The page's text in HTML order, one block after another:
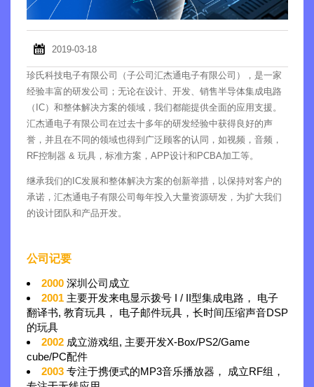
2019-03-18
珍氏科技电子有限公司（子公司汇杰通电子有限公司），是一家
经验丰富的研发公司；无论在设计、开发、销售半导体集成电路
（IC）和整体解决方案的领域，我们都能提供全面的应用支援。
汇杰通电子有限公司在过去十多年的研发经验中获得良好的声
誉，并且在不同的领域也得到广泛顾客的认同，如视频，音频，
RF控制器 & 玩具，标准方案，APP设计和PCBA加工等。
继承我们的IC发展和整体解决方案的创新举措，以保持对客户的
承诺，汇杰通电子有限公司每年投入大量资源研发，为扩大我们
的设计团队和产品开发。
公司记要
2000 深圳公司成立
2001 主要开发来电显示拨号 I / II型集成电路， 电子
翻译书, 教育玩具， 电子邮件玩具，长时间压缩声音DSP
的玩具
2002 成立游戏组, 主要开发X-Box/PS2/Game
cube/PC配件
2003 专注于携便式的MP3音乐播放器， 成立RF组，